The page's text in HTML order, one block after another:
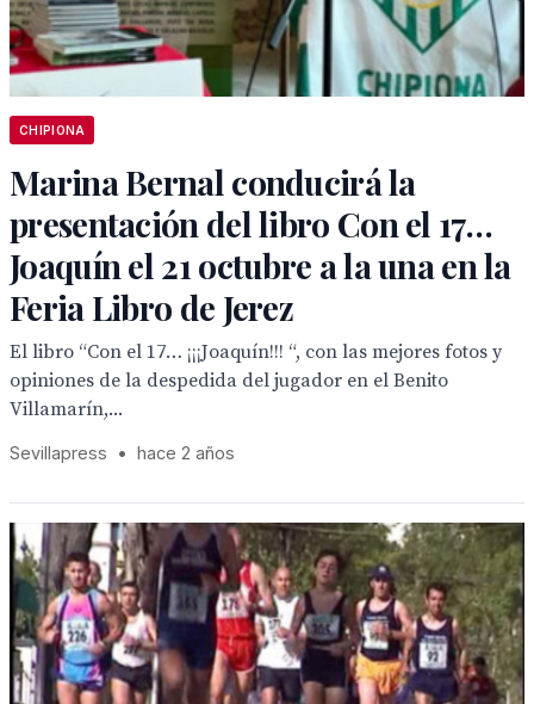
CHIPIONA
Marina Bernal conducirá la
presentación del libro Con el 17…
Joaquín el 21 octubre a la una en la
Feria Libro de Jerez
El libro “Con el 17… ¡¡¡Joaquín!!! “, con las mejores fotos y
opiniones de la despedida del jugador en el Benito
Villamarín,...
Sevillapress • hace 2 años